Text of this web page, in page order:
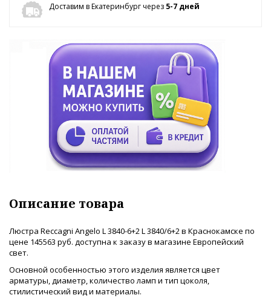
Доставим в Екатеринбург через 5-7 дней
Описание товара
Люстра Reccagni Angelo L 3840-6+2 L 3840/6+2 в Краснокамске по
цене 145563 руб. доступна к заказу в магазине Европейский
свет.
Основной особенностью этого изделия является цвет
арматуры, диаметр, количество ламп и тип цоколя,
стилистический вид и материалы.